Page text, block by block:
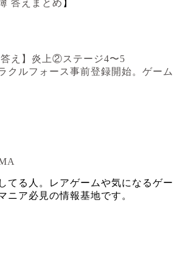
答えまとめ 】
答え】炎上②ステージ4〜5
クルフォース事前登録開始。ゲーム
てる人。レアゲームや気になるゲー
ニア必見の情報基地です。